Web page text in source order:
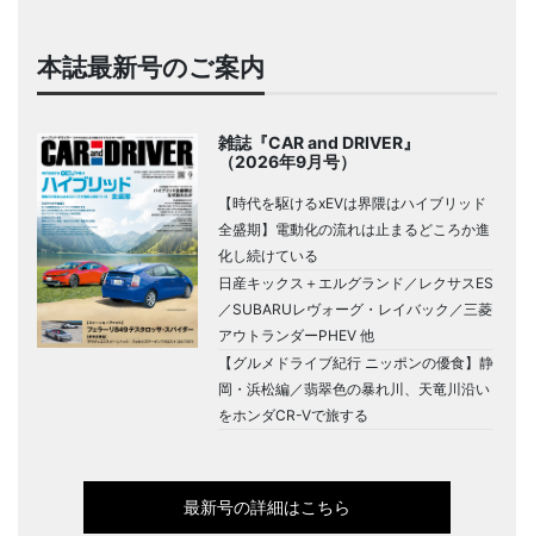
本誌最新号のご案内
雑誌『CAR and DRIVER』
（2026年9月号）
【時代を駆けるxEVは界隈はハイブリッド
全盛期】電動化の流れは止まるどころか進
化し続けている
日産キックス＋エルグランド／レクサスES
／SUBARUレヴォーグ・レイバック／三菱
アウトランダーPHEV 他
【グルメドライブ紀行 ニッポンの優食】静
岡・浜松編／翡翠色の暴れ川、天竜川沿い
をホンダCR-Vで旅する
最新号の詳細はこちら